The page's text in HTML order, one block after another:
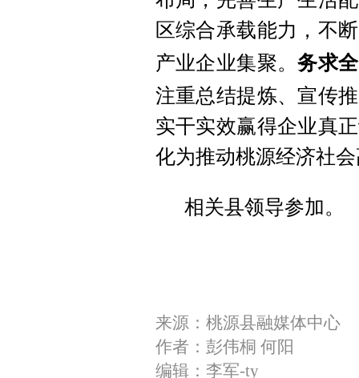
区综合承载能力，不
产业企业集聚。务求
注重总结提炼、宣传
实干实效赢得企业真
化为推动桃源经济社
相关县领导参加。
来源：桃源县融媒体中心
作者：彭伟桐 何阳
编辑：李军-ty